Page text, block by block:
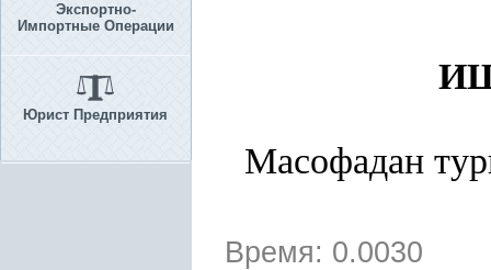
Экспортно-
Импортные Операции
Юрист Предприятия
Масофадан
Время: 0.0030